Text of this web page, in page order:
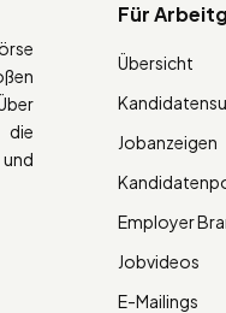
Für
Übersicht
Jobanzeigen
Employer
Jobvideos
E-Mailings